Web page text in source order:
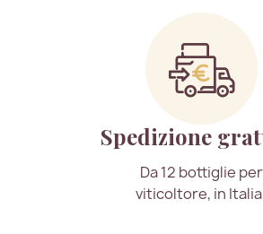
Spedizione
Da 12 bottiglie per
viticoltore, in